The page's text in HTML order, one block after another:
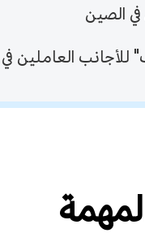
الصين
العاملين